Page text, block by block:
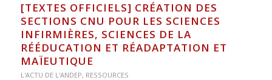
[TEXTES OFFICIELS] CRÉATION DES
SECTIONS CNU POUR LES SCIENCES
INFIRMIÈRES, SCIENCES DE LA
RÉÉDUCATION ET RÉADAPTATION ET
MAÏEUTIQUE
L'ACTU DE L'ANDEP, RESSOURCES